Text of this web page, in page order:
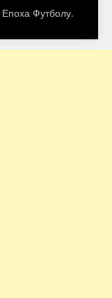
Епоха Футболу.